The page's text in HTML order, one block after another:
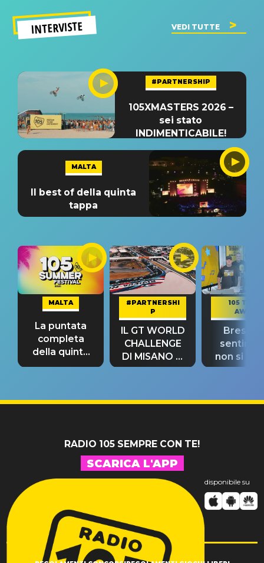
INTERVISTE VEDI TUTTE
#PARTNERSHIP
105XMASTERS 2026 –
sei stato
INDIMENTICABILE!
MALTA
Il best of della quinta
tappa
MALTA
La puntata
completa
della quinta
tappa
#PARTNERSHI
P
IL GT WORLD
CHALLENGE
DI MISANO si
riconferma
105 TAKE
AWAY
Bresh:
non si
fino alla
RADIO 105 SEMPRE CON TE!
SCARICA L'APP
disponibile su